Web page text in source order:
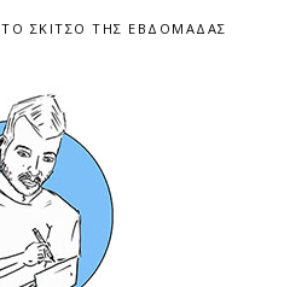
ΤΟ ΣΚΙΤΣΟ ΤΗΣ ΕΒΔΟΜΑΔΑΣ